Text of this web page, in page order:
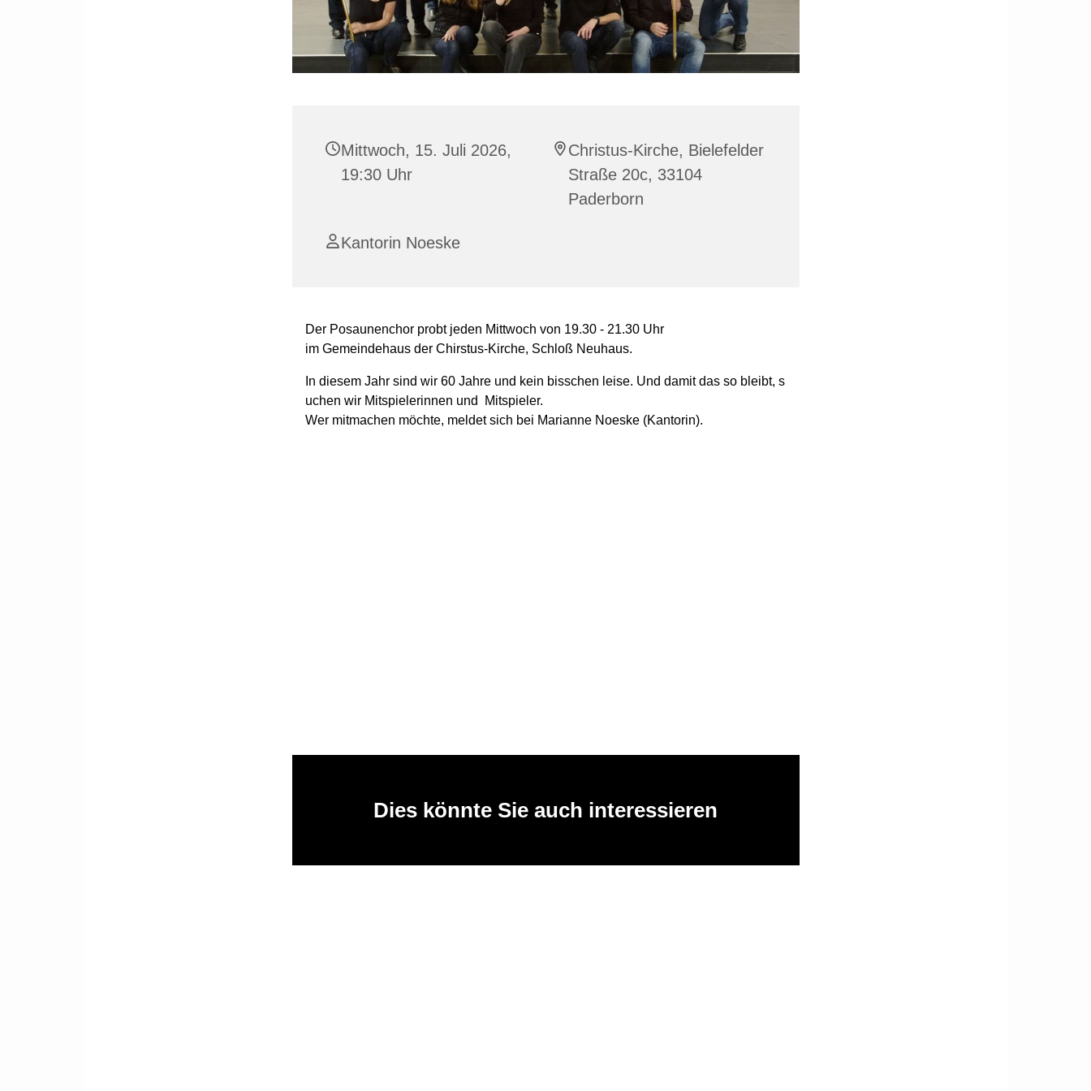
Mittwoch, 15. Juli 2026,
19:30 Uhr
Christus-Kirche, Bielefelder
Straße 20c, 33104
Paderborn
Kantorin Noeske
Der Posaunenchor probt jeden Mittwoch von 19.30 - 21.30 Uhr
im Gemeindehaus der Chirstus-Kirche, Schloß Neuhaus.
In diesem Jahr sind wir 60 Jahre und kein bisschen leise. Und damit das so bleibt, s
uchen wir Mitspielerinnen und Mitspieler.
Wer mitmachen möchte, meldet sich bei Marianne Noeske (Kantorin).
Dies könnte Sie auch interessieren